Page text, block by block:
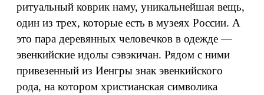
ритуальный коврик наму, уникальнейшая вещь,
один из трех, которые есть в музеях России. А
это пара деревянных человечков в одежде —
эвенкийские идолы сэвэкичан. Рядом с ними
привезенный из Иенгры знак эвенкийского
рода, на котором христианская символика